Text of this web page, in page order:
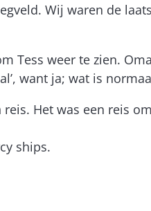
Wij waren de
Tess weer te zien.
want ja; wat is
Het was een reis
ships.